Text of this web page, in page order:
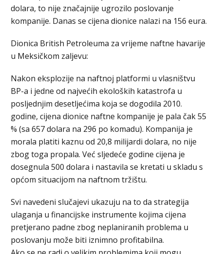
dolara, to nije značajnije ugrozilo poslovanje
kompanije. Danas se cijena dionice nalazi na 156 eura.
Dionica British Petroleuma za vrijeme naftne havarije
u Meksičkom zaljevu:
Nakon eksplozije na naftnoj platformi u vlasništvu
BP-a i jedne od najvećih ekoloških katastrofa u
posljednjim desetljećima koja se dogodila 2010.
godine, cijena dionice naftne kompanije je pala čak 55
% (sa 657 dolara na 296 po komadu). Kompanija je
morala platiti kaznu od 20,8 milijardi dolara, no nije
zbog toga propala. Već sljedeće godine cijena je
dosegnula 500 dolara i nastavila se kretati u skladu s
općom situacijom na naftnom tržištu.
Svi navedeni slučajevi ukazuju na to da strategija
ulaganja u financijske instrumente kojima cijena
pretjerano padne zbog neplaniranih problema u
poslovanju može biti iznimno profitabilna.